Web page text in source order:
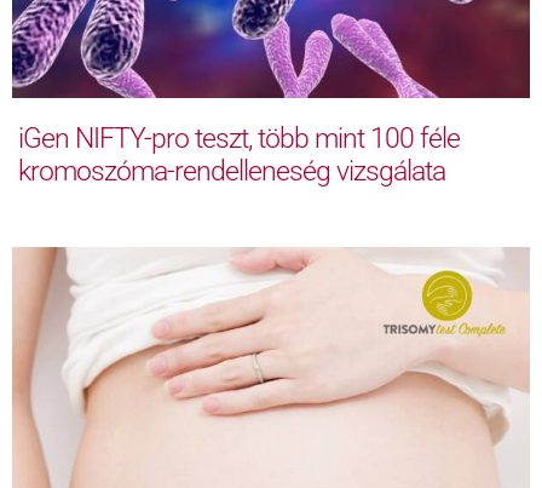
iGen NIFTY-pro teszt, több mint 100 féle
kromoszóma-rendelleneség vizsgálata